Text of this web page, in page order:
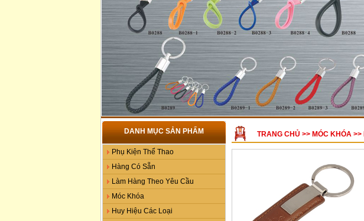
DANH MỤC SẢN PHẨM
Phụ Kiện Thể Thao
Hàng Có Sẵn
Làm Hàng Theo Yêu Cầu
Móc Khóa
Huy Hiệu Các Loại
TRANG CHỦ >> MÓC KHÓA>>